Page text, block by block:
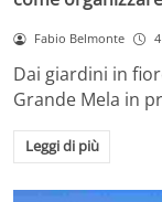
Fabio Belmonte
Dai giardini in
Grande Mela in
Leggi di più